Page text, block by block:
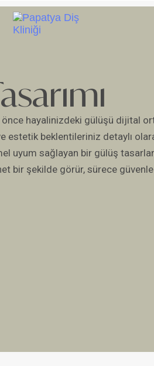
hayalinizdeki gülüşü dijital
estetik beklentileriniz detaylı
uyum sağlayan bir gülüş
bir şekilde görür, sürece